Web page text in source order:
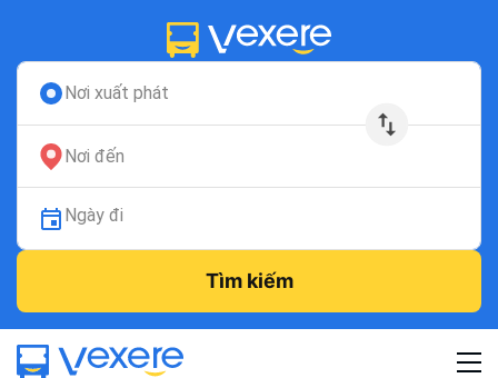
Nơi xuất phát
Nơi đến
Ngày đi
Tìm kiếm